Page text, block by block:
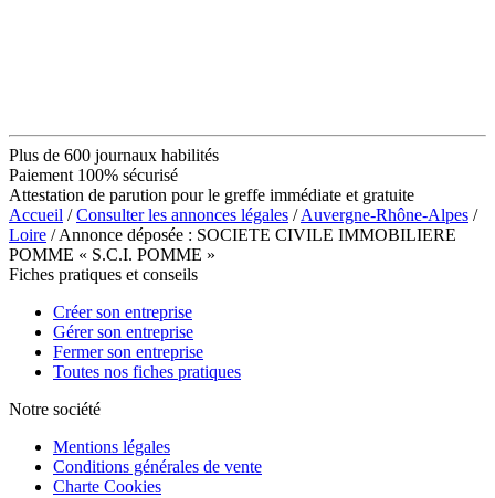
Plus de 600 journaux habilités
Paiement 100% sécurisé
Attestation de parution pour le greffe immédiate et gratuite
Accueil /Consulter les annonces légales /Auvergne-Rhône-Alpes /
Loire / Annonce déposée : SOCIETE CIVILE IMMOBILIERE
POMME « S.C.I. POMME »
Fiches pratiques et conseils
Créer son entreprise
Gérer son entreprise
Fermer son entreprise
Toutes nos fiches pratiques
Notre société
Mentions légales
Conditions générales de vente
Charte Cookies